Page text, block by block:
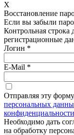
X
Восстановление
Если вы забыли
Контрольная
регистрационные
Логин *
E-Mail *
Отправляя эту
персональных
конфиденциальности
Необходимо дать
на обработку